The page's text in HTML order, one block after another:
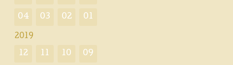
04 03 02 01
2019
12 11 10 09